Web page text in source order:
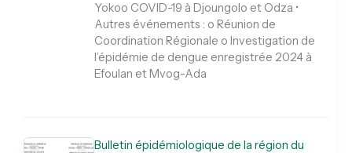
Yokoo COVID-19 à Djoungolo et Odza •
Autres événements : o Réunion de
Coordination Régionale o Investigation de
l’épidémie de dengue enregistrée 2024 à
Efoulan et Mvog-Ada
Bulletin épidémiologique de la région du